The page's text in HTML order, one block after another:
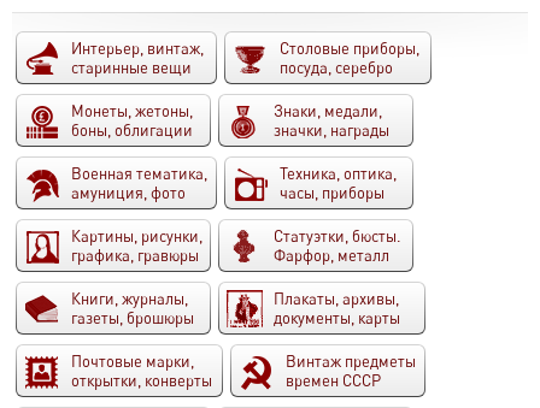
Интерьер, винтаж,
старинные вещи
Столовые приборы,
посуда, серебро
Монеты, жетоны,
боны, облигации
Знаки, медали,
значки, награды
Военная тематика,
амуниция, фото
Техника, оптика,
часы, приборы
Картины, рисунки,
графика, гравюры
Статуэтки, бюсты.
Фарфор, металл
Книги, журналы,
газеты, брошюры
Плакаты, архивы,
документы, карты
Почтовые марки,
открытки, конверты
Винтаж предметы
времен СССР